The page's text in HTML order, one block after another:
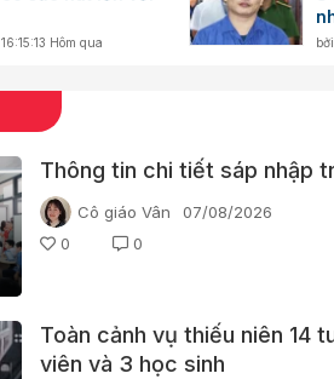
16:15:13 Hôm qua bởi
Thông tin chi tiết sáp nhập
Cô giáo Vân
07/08/2026
0
0
Toàn cảnh vụ thiếu niên 14
viên và 3 học sinh